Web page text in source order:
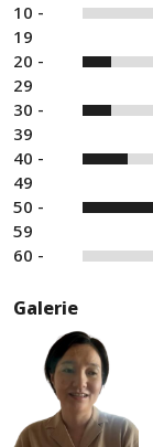
10 -
19
20 -
29
30 -
39
40 -
49
50 -
59
60 -
Galerie